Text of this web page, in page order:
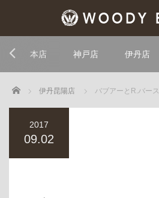
本店 神戸店 伊丹店
Home 伊丹昆陽店 バブアーとR.バース
2017
09.02